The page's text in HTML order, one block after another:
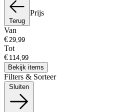
Terug
Prijs
Van
€
Tot
€
Bekijk items
Filters & Sorteer